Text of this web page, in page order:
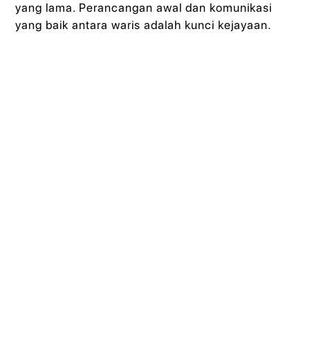
yang lama. Perancangan awal dan komunikasi
yang baik antara waris adalah kunci kejayaan.